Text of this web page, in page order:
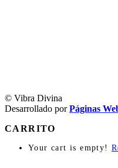
© Vibra Divina
Desarrollado porPáginas
CARRITO
Your cart is empty!